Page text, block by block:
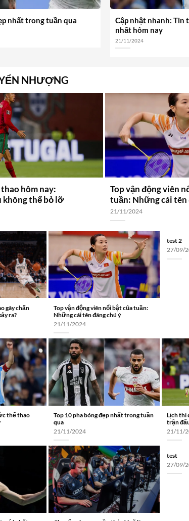
nhất trong tuần qua
Cập nhật nhanh:
nhất hôm nay
21/11/2024
NHƯỢNG
hôm nay:
không thể bỏ lỡ
Top vận động viên
tuần: Những cái tên
21/11/2024
gây chấn
ra?
Top vận động viên nổi bật của tuần:
Những cái tên đáng chú ý
21/11/2024
test 2
27/09/
thể thao
Top 10 pha bóng đẹp nhất trong tuần
qua
21/11/2024
Lịch thi
trận
21/11/
test
27/09/